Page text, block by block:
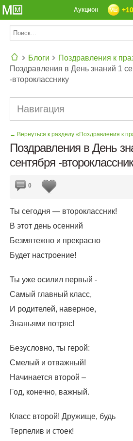
Аукцион
Блоги
Поздравления к
Поздравления в День знаний 1
-второкласснику
Навигация
← Вернуться к разделу «Поздравления к
Поздравления в День
сентября -
0
Ты сегодня — второклассник!
В этот день осенний
Безмятежно и прекрасно
Будет настроение!
Ты уже осилил первый -
Самый главный класс,
И родителей, наверное,
Знаньями потряс!
Безусловно, ты герой:
Смелый и отважный!
Начинается второй –
Год, конечно, важный.
Класс второй! Дружище, будь
Терпелив и стоек!